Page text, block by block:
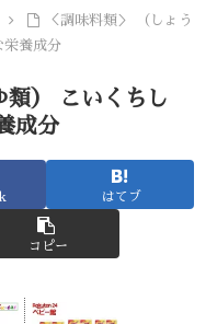
＜調味料類＞ （しょう
栄養成分
類） こいくちし
成分
はてブ
コピー